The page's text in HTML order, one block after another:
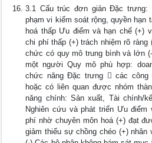
3.1 Cấu trúc đơn giản Đặc trưng:
phạm vi kiểm soát rộng, quyền hạn
hoá thấp Ưu điểm và hạn chế (+)
chi phí thấp (+) trách nhiệm rõ ràng
chức có quy mô trung bình và lớn
một người Quy mô phù hợp:
chức năng Đặc trưng  các
hoặc có liên quan được nhóm
năng chính: Sản xuất, Tài chính/
Nghiên cứu và phát triển Ưu
phí nhờ chuyên môn hoá (+) đạt
giảm thiểu sự chồng chéo (+)